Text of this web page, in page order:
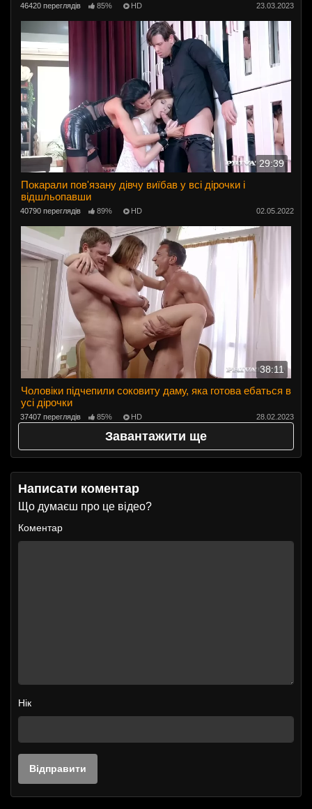
46420 переглядів 85% HD 23.03.2023
29:39
Покарали пов'язану дівчу виїбав у всі дірочки і
відшльопавши
40790 переглядів 89% HD 02.05.2022
38:11
Чоловіки підчепили соковиту даму, яка готова ебаться в
усі дірочки
37407 переглядів 85% HD 28.02.2023
Завантажити ще
Написати коментар
Що думаєш про це відео?
Коментар
Нік